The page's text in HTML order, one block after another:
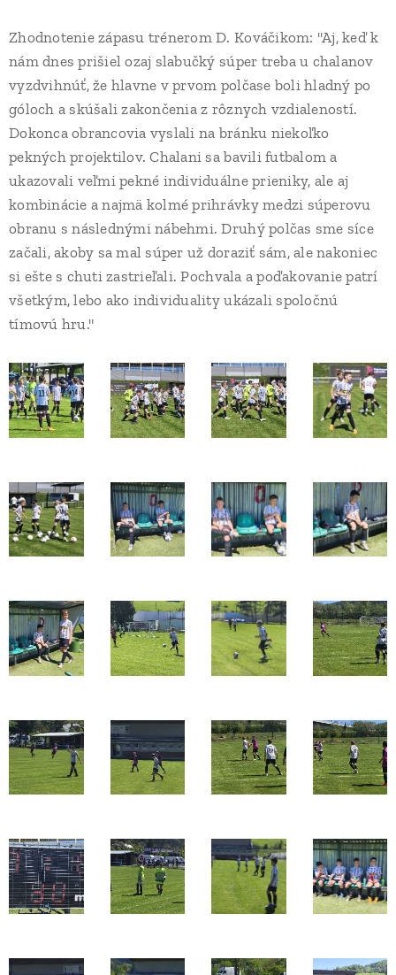
Zhodnotenie zápasu trénerom D. Kováčikom: "Aj, keď k
nám dnes prišiel ozaj slabučký súper treba u chalanov
vyzdvihnúť, že hlavne v prvom polčase boli hladný po
góloch a skúšali zakončenia z rôznych vzdialeností.
Dokonca obrancovia vyslali na bránku niekoľko
pekných projektilov. Chalani sa bavili futbalom a
ukazovali veľmi pekné individuálne prieniky, ale aj
kombinácie a najmä kolmé prihrávky medzi súperovu
obranu s následnými nábehmi. Druhý polčas sme síce
začali, akoby sa mal súper už doraziť sám, ale nakoniec
si ešte s chuti zastrieľali. Pochvala a poďakovanie patrí
všetkým, lebo ako individuality ukázali spoločnú
tímovú hru."